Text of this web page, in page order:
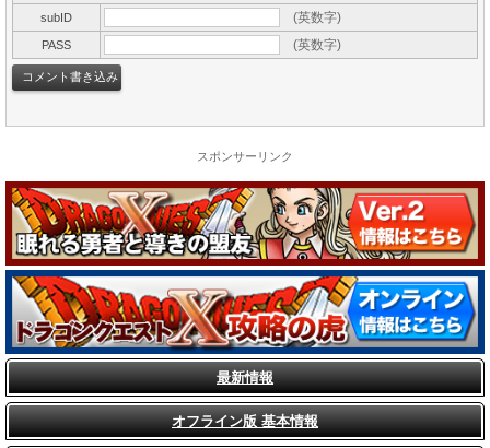
subID (英数字)
PASS (英数字)
スポンサーリンク
最新情報
オフライン版 基本情報